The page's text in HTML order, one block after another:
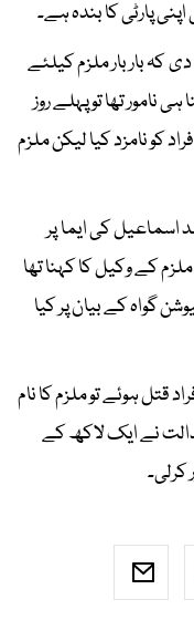
پارٹی کا بندہ ہے۔
بار بار ملزم کیلئے
نامور تھا تو پہلے روز
کو نامزد کیا لیکن ملزم
کی ایما پر
کے وکیل کا کہنا تھا
گواہ کے بیان پر کیا
ہوئے تو ملزم کا نام
نے ایک لاکھ کے